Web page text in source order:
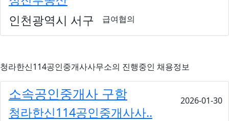
인천광역시 서구 급여협의
청라한신114공인중개사사무소의 진행중인 채용정보
소속공인중개사 구함
청라한신114공인중개사사..
2026-01-30